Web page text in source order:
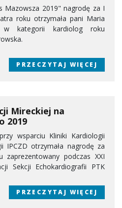
Mazowsza 2019" nagrodę za I
roku otrzymała pani Maria
w kategorii kardiolog roku
PRZECZYTAJ WIĘCEJ
Mireckiej na
2019
wsparciu Kliniki Kardiologii
IPCZD otrzymała nagrodę za
zaprezentowany podczas XXI
Sekcji Echokardiografii PTK
PRZECZYTAJ WIĘCEJ